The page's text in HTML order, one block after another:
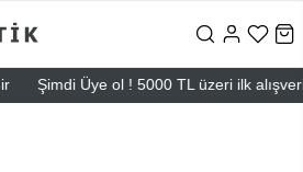
Şimdi Üye ol ! 5000 TL üzeri ilk